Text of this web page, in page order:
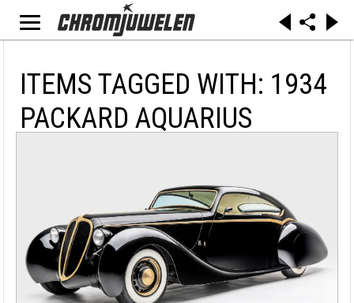
ITEMS TAGGED WITH: 1934
PACKARD AQUARIUS